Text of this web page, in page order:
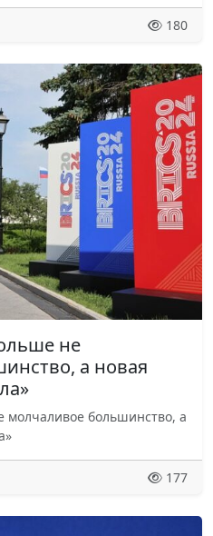
180
не
а новая
молчаливое большинство, а
177